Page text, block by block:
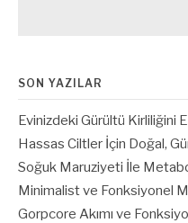
SON YAZILAR
Evinizdeki Gürültü Kirliliğini
Hassas Ciltler İçin Doğal,
Soğuk Maruziyeti İle
Minimalist ve Fonksiyonel
Gorpcore Akımı ve